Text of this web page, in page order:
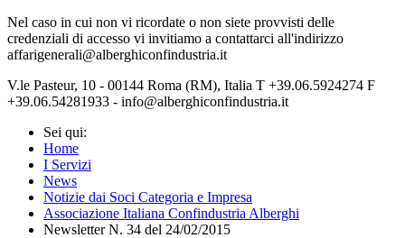
Nel caso in cui non vi ricordate o non siete provvisti delle
credenziali di accesso vi invitiamo a contattarci all'indirizzo
affarigenerali@alberghiconfindustria.it
V.le Pasteur, 10 - 00144 Roma (RM), Italia T +39.06.5924274 F
+39.06.54281933 - info@alberghiconfindustria.it
Sei qui:
Home
I Servizi
News
Notizie dai Soci Categoria e Impresa
Associazione Italiana Confindustria Alberghi
Newsletter N. 34 del 24/02/2015